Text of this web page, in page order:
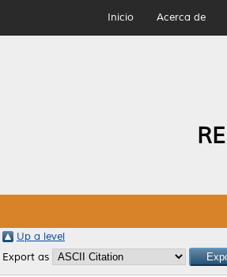
Inicio Acerca de
Up a level
Export as